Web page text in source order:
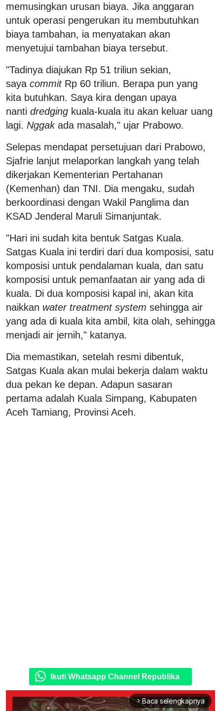
memusingkan urusan biaya. Jika anggaran
untuk operasi pengerukan itu membutuhkan
biaya tambahan, ia menyatakan akan
menyetujui tambahan biaya tersebut.
"Tadinya diajukan Rp 51 triliun sekian,
saya commitRp 60 triliun. Berapa pun yang
kita butuhkan. Saya kira dengan upaya
nanti dredging kuala-kuala itu akan keluar uang
lagi. Nggakada masalah," ujar Prabowo.
Selepas mendapat persetujuan dari Prabowo,
Sjafrie lanjut melaporkan langkah yang telah
dikerjakan Kementerian Pertahanan
(Kemenhan) dan TNI. Dia mengaku, sudah
berkoordinasi dengan Wakil Panglima dan
KSAD Jenderal Maruli Simanjuntak.
"Hari ini sudah kita bentuk Satgas Kuala.
Satgas Kuala ini terdiri dari dua komposisi, satu
komposisi untuk pendalaman kuala, dan satu
komposisi untuk pemanfaatan air yang ada di
kuala. Di dua komposisi kapal ini, akan kita
naikkan water treatment system sehingga air
yang ada di kuala kita ambil, kita olah, sehingga
menjadi air jernih," katanya.
Dia memastikan, setelah resmi dibentuk,
Satgas Kuala akan mulai bekerja dalam waktu
dua pekan ke depan. Adapun sasaran
pertama adalah Kuala Simpang, Kabupaten
Aceh Tamiang, Provinsi Aceh.
Ikuti Whatsapp Channel Republika
arrow_forward_ios Baca selengkapnya